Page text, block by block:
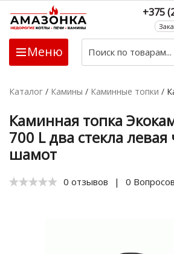
Меню
+375
Каталог / Камины / Каминные топки /
Каминная топка
700 L два стекла
шамот
0 отзывов | 0 Вопросов